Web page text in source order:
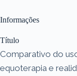
Informações
Título
Comparativo do
equoterapia e